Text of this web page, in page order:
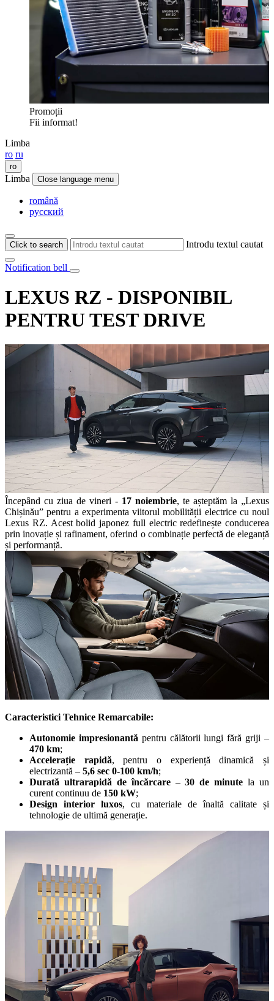
Promoții
Fii informat!
Limba
ro ru
ro
Limba Close language menu
română
русский
Click to search Introdu textul cautat
Notification bell
LEXUS RZ - DISPONIBIL
PENTRU TEST DRIVE
Începând cu ziua de vineri - 17 noiembrie, te așteptăm la „Lexus
Chișinău” pentru a experimenta viitorul mobilității electrice cu noul
Lexus RZ. Acest bolid japonez full electric redefinește conducerea
prin inovație și rafinament, oferind o combinație perfectă de eleganță
și performanță.
Caracteristici Tehnice Remarcabile:
Autonomie impresionantăpentru călătorii lungi fără griji –
470 km;
Accelerație rapidă, pentru o experiență dinamică și
electrizantă – 5,6 sec 0-100 km/h;
Durată ultrarapidă de încărcare–30 de minute la un
curent continuu de 150 kW;
Design interior luxos, cu materiale de înaltă calitate și
tehnologie de ultimă generație.